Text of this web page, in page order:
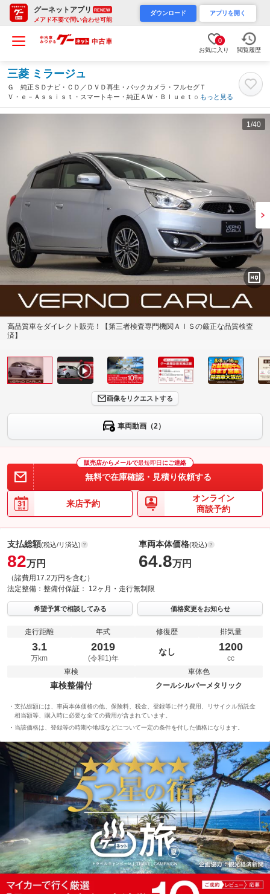
グーネットアプリ RENEW
メアド不要で問い合わせ可能
ダウンロード アプリを開く
0
お気に入り 閲覧履歴
三菱 ミラージュ
Ｇ 純正ＳＤナビ・ＣＤ／ＤＶＤ再生・バックカメラ・フルセグＴ
Ｖ・ｅ－Ａｓｓｉｓｔ・スマートキー・純正ＡＷ・Ｂｌｕｅｔｏｏ
ｔｈ・ＥＴＣ・ドライブレコーダー（愛知県）
もっと見る
1 /40
高品質車をダイレクト販売！【第三者検査専門機関ＡＩＳの厳正な品質検査
済】
画像をリクエストする
車両動画（2）
販売店からメールで最短即日 にご連絡
無料で在庫確認・見積り依頼する
来店予約
オンライン
商談予約
支払総額(税込/リ済込)
82万円
（諸費用17.2万円を含む）
車両本体価格(税込)
64.8万円
法定整備： 整備付保証： 12ヶ月・走行無制限
希望予算で相談してみる 価格変更をお知らせ
走行距離
3.1
万km
年式
2019
(令和1)年
修復歴
なし
排気量
1200
cc
車検
車検整備付
車体色
クールシルバーメタリック
支払総額には、車両本体価格の他、保険料、税金、登録等に伴う費用、リサイクル預託金
相当額等、購入時に必要な全ての費用が含まれています。
当該価格は、登録等の時期や地域などについて一定の条件を付した価格になります。